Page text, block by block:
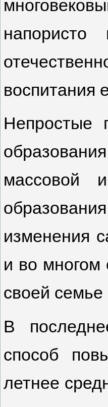
воспитания
Непростые
массовой
изменения
и во многом
своей
В
способ
летнее